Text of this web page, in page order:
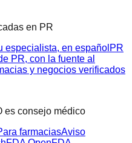
en PR
en español PR
PR, con la fuente al
y negocios verificados
es consejo médico
farmaciasAviso